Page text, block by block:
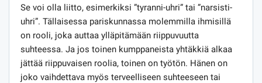
Se voi olla liitto, esimerkiksi ”tyranni-uhri” tai ”narsisti-
uhri”. Tällaisessa pariskunnassa molemmilla ihmisillä
on rooli, joka auttaa ylläpitämään riippuvuutta
suhteessa. Ja jos toinen kumppaneista yhtäkkiä alkaa
jättää riippuvaisen roolia, toinen on työtön. Hänen on
joko vaihdettava myös terveelliseen suhteeseen tai